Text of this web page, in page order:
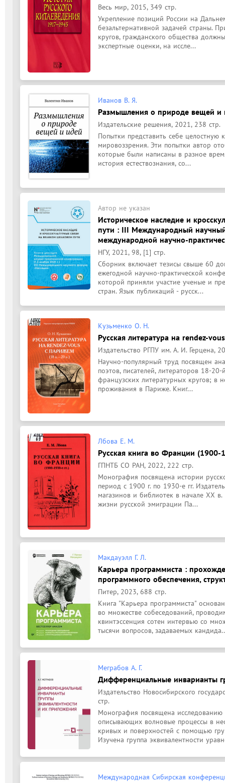
Весь мир, 2015, 349 стр.
Укрепление позиций России на
безальтернативной задачей страны.
кругов, гражданского общества
экспертные оценки, на иссле...
Иванов В. Я.
Размышления о природе вещей и
Издательские решения, 2021, 238 стр.
Попытки представить себе
мировоззрения. Эти попытки автор
которые были написаны в разное
история естествознания, со...
Автор не указан
Историческое наследие и
пути : III Международный
международной научно-
НГУ, 2021, 98, [1] стр.
Сборник включает тезисы свыше 60
ежегодной научно-практической
которой приняли участие ученые и
стран. Язык публикаций - русск...
Кузьменко О. Н.
Русская литература на rendez-
Издательство РГПУ им. А. И. Герцена,
Научно-популярный труд посвящен
поэтов, писателей, литераторов 18-
французских литературных кругов; в
проживания в Париже. Книг...
Лбова Е. М.
Русская книга во Франции (1900-
ГПНТБ СО РАН, 2022, 222 стр.
Монография посвящена истории
период с 1900 г. по 1930-е гг.
магазинов и библиотек в начале ХХ
жизни русской эмиграции Па...
Макдауэлл Г. Л.
Карьера программиста :
программного обеспечения,
Питер, 2023, 688 стр.
Книга "Карьера программиста"
во множестве собеседований,
квинтэссенция сотен интервью со
тысячи вопросов, задаваемых
Меграбов А. Г.
Дифференциальные инварианты
Издательство Новосибирского
стр.
Монография посвящена
описывающих волновые процессы в
кривых и поверхностей с помощью
Изучена группа эквивалентности
Международная Сибирская